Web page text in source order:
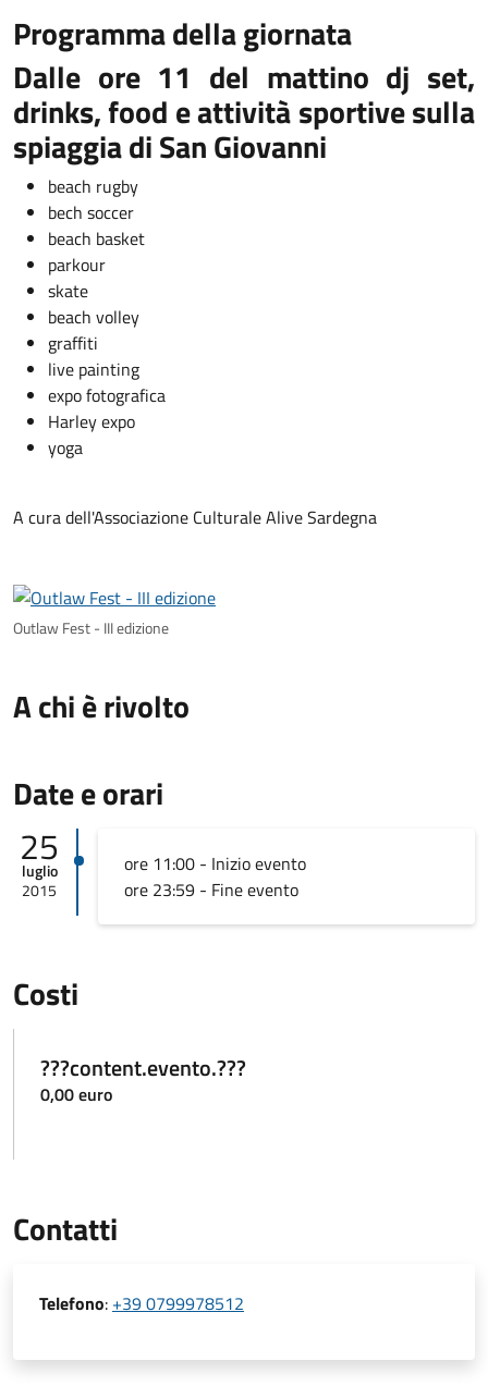
Programma della giornata
Dalle ore 11 del mattino dj set,
drinks, food e attività sportive sulla
spiaggia di San Giovanni
beach rugby
bech soccer
beach basket
parkour
skate
beach volley
graffiti
live painting
expo fotografica
Harley expo
yoga
A cura dell'Associazione Culturale Alive Sardegna
Outlaw Fest - III edizione
A chi è rivolto
Date e orari
25
luglio
2015
ore 11:00 - Inizio evento
ore 23:59 - Fine evento
Costi
???content.evento.???
0,00 euro
Contatti
Telefono: +39 0799978512